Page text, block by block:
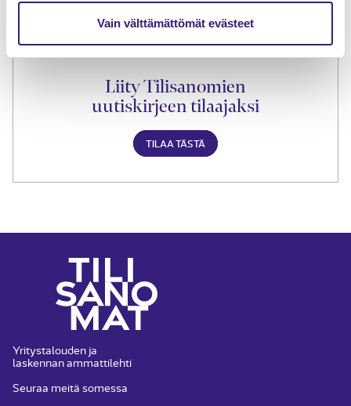
Vain välttämättömät evästeet
Liity Tilisanomien
uutiskirjeen tilaajaksi
TILAA TÄSTÄ
Yritystalouden ja
laskennan ammattilehti
Seuraa meitä somessa